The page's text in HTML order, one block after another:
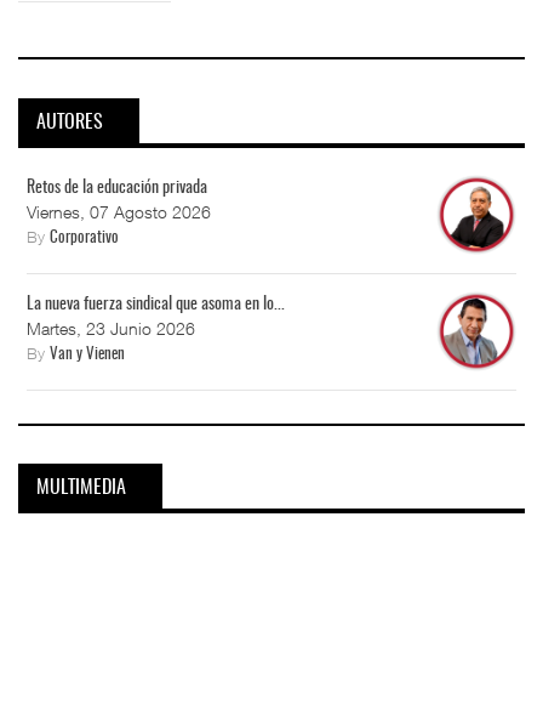
AUTORES
Retos de la educación privada
Viernes, 07 Agosto 2026
By Corporativo
La nueva fuerza sindical que asoma en lo...
Martes, 23 Junio 2026
By Van y Vienen
MULTIMEDIA